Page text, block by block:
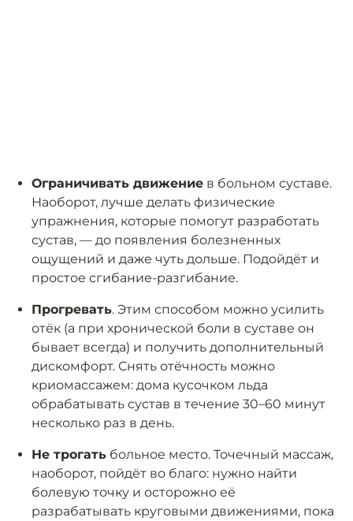
Ограничивать движение в больном суставе.
Наоборот, лучше делать физические
упражнения, которые помогут разработать
сустав, — до появления болезненных
ощущений и даже чуть дольше. Подойдёт и
простое сгибание-разгибание.
Прогревать. Этим способом можно усилить
отёк (а при хронической боли в суставе он
бывает всегда) и получить дополнительный
дискомфорт. Снять отёчность можно
криомассажем: дома кусочком льда
обрабатывать сустав в течение 30–60 минут
несколько раз в день.
Не трогать больное место. Точечный массаж,
наоборот, пойдёт во благо: нужно найти
болевую точку и осторожно её
разрабатывать круговыми движениями, пока